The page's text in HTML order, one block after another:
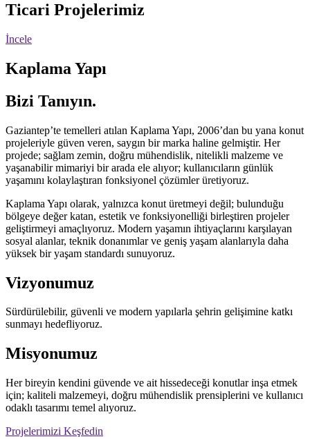
Ticari Projelerimiz
İncele
Kaplama Yapı
Bizi Tanıyın.
Gaziantep’te temelleri atılan Kaplama Yapı, 2006’dan bu yana konut
projeleriyle güven veren, saygın bir marka haline gelmiştir. Her
projede; sağlam zemin, doğru mühendislik, nitelikli malzeme ve
yaşanabilir mimariyi bir arada ele alıyor; kullanıcıların günlük
yaşamını kolaylaştıran fonksiyonel çözümler üretiyoruz.
Kaplama Yapı olarak, yalnızca konut üretmeyi değil; bulunduğu
bölgeye değer katan, estetik ve fonksiyonelliği birleştiren projeler
geliştirmeyi amaçlıyoruz. Modern yaşamın ihtiyaçlarını karşılayan
sosyal alanlar, teknik donanımlar ve geniş yaşam alanlarıyla daha
yüksek bir yaşam standardı sunuyoruz.
Vizyonumuz
Sürdürülebilir, güvenli ve modern yapılarla şehrin gelişimine katkı
sunmayı hedefliyoruz.
Misyonumuz
Her bireyin kendini güvende ve ait hissedeceği konutlar inşa etmek
için; kaliteli malzemeyi, doğru mühendislik prensiplerini ve kullanıcı
odaklı tasarımı temel alıyoruz.
Projelerimizi Keşfedin